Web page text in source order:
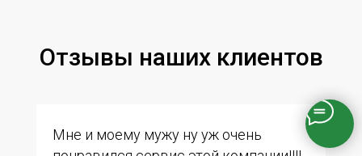
Отзывы наших клиентов
Мне и моему мужу ну уж очень